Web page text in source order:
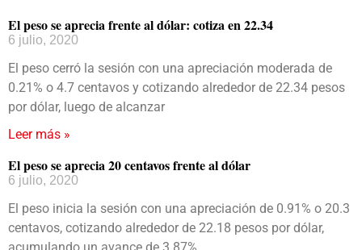
El peso se aprecia frente al dólar: cotiza en 22.34
6 julio, 2020
El peso cerró la sesión con una apreciación moderada de
0.21% o 4.7 centavos y cotizando alrededor de 22.34 pesos
por dólar, luego de alcanzar
Leer más »
El peso se aprecia 20 centavos frente al dólar
6 julio, 2020
El peso inicia la sesión con una apreciación de 0.91% o 20.3
centavos, cotizando alrededor de 22.18 pesos por dólar,